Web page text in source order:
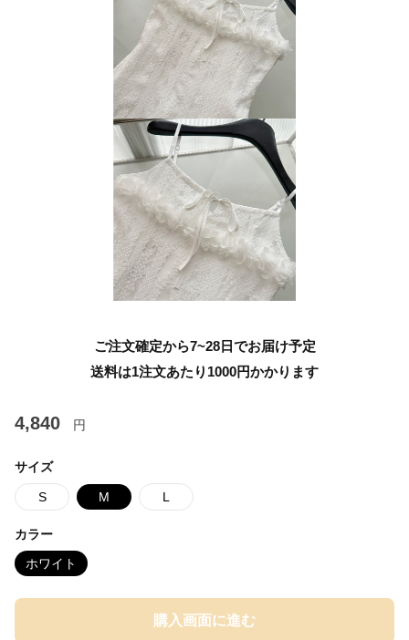
ご注文確定から7~28日でお届け予定
送料は1注文あたり 1000円かかります
4,840 円
サイズ
S M L
カラー
ホワイト
購入画面に進む